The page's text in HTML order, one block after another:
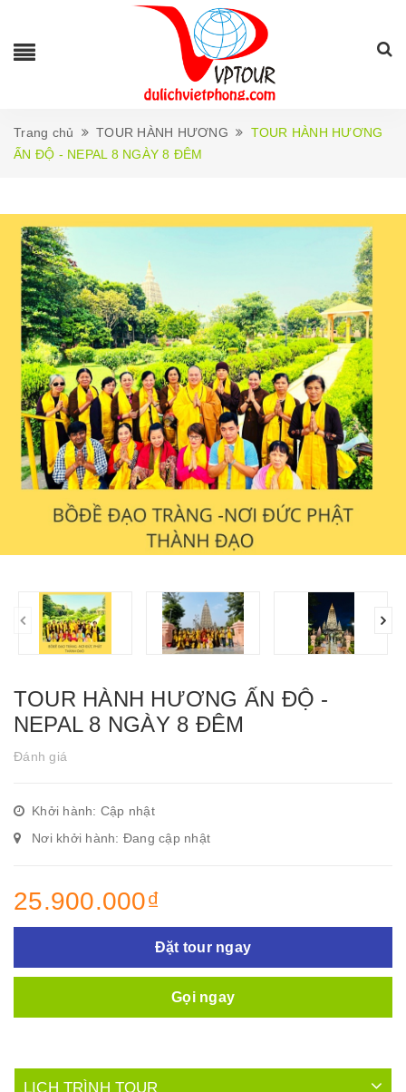
Trang chủ TOUR HÀNH HƯƠNG
TOUR HÀNH HƯƠNG
ẤN ĐỘ - NEPAL 8 NGÀY 8 ĐÊM
TOUR HÀNH HƯƠNG ẤN ĐỘ -
NEPAL 8 NGÀY 8 ĐÊM
Đánh giá
Khởi hành: Cập nhật
Nơi khởi hành: Đang cập nhật
25.900.000₫
Đặt tour ngay
Gọi ngay
LỊCH TRÌNH TOUR